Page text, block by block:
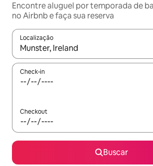
Encontre aluguel por temporada de
no Airbnb e faça sua reserva
Localização
Quando os resultados estiverem
Check-in
Checkout
Buscar